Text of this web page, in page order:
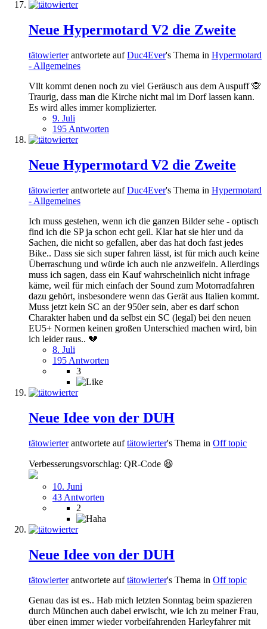
Neue Hypermotard V2 die Zweite
tätowierterantwortete aufDuc4Ever's Thema in Hypermotard
- Allgemeines
Vllt kommt denen noch zu viel Geräusch aus dem Auspuff 🙊
Traurig, dass man die Kirche nicht mal im Dorf lassen kann.
Es wird alles immer komplizierter.
9. Juli
195 Antworten
Neue Hypermotard V2 die Zweite
tätowierterantwortete aufDuc4Ever's Thema in Hypermotard
- Allgemeines
Ich muss gestehen, wenn ich die ganzen Bilder sehe - optisch
find ich die SP ja schon echt geil. Klar hat sie hier und da
Sachen, die nicht so gefallen, aber das hat doch fast jedes
Bike.. Dass sie sich super fahren lässt, ist für mich auch keine
Überraschung und würde ich auch nie anzweifeln. Allerdings
muss ich sagen, dass ein Kauf wahrscheinlich nicht infrage
käme, weil für mich einfach der Sound zum Motorradfahren
dazu gehört, insbesondere wenn das Gerät aus Italien kommt.
Muss jetzt kein SC an der 950er sein, aber es darf schon
Charakter haben und da selbst ein SC (legal) bei den neuen
EU5+ Normen keinen großen Unterschied machen wird, bin
ich leider raus.. 💔
8. Juli
195 Antworten
3
Neue Idee von der DUH
tätowierterantwortete auftätowierter's Thema in Off topic
Verbesserungsvorschlag: QR-Code 😆
10. Juni
43 Antworten
2
Neue Idee von der DUH
tätowierterantwortete auftätowierter's Thema in Off topic
Genau das ist es.. Hab mich letzten Sonntag beim spazieren
durch München auch dabei erwischt, wie ich zu meiner Frau,
über einen immer wieder vorbeifahrenden Harleyfahrer mit